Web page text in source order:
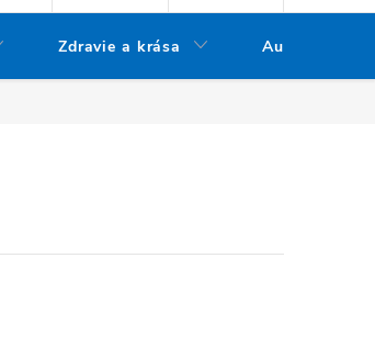
Zdravie a krása Audio